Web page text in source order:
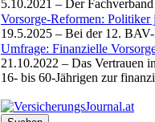
5.10.2021 – Der
Vorsorge-Reformen:
19.5.2025 – Bei der 12.
Umfrage: Finanzielle
21.10.2022 – Das Vertrauen
16- bis 60-Jährigen zur